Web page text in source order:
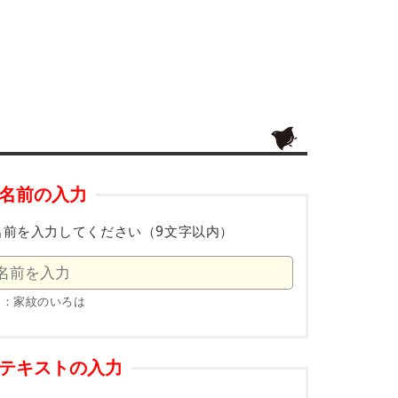
前の入力
を入力してください（9文字以内）
家紋のいろは
キストの入力